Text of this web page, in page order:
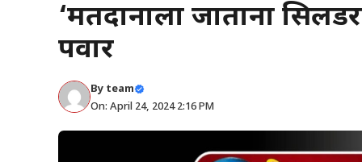
‘मतदानाला जाताना
पवार
By team
On: April 24, 2024 2:16 PM